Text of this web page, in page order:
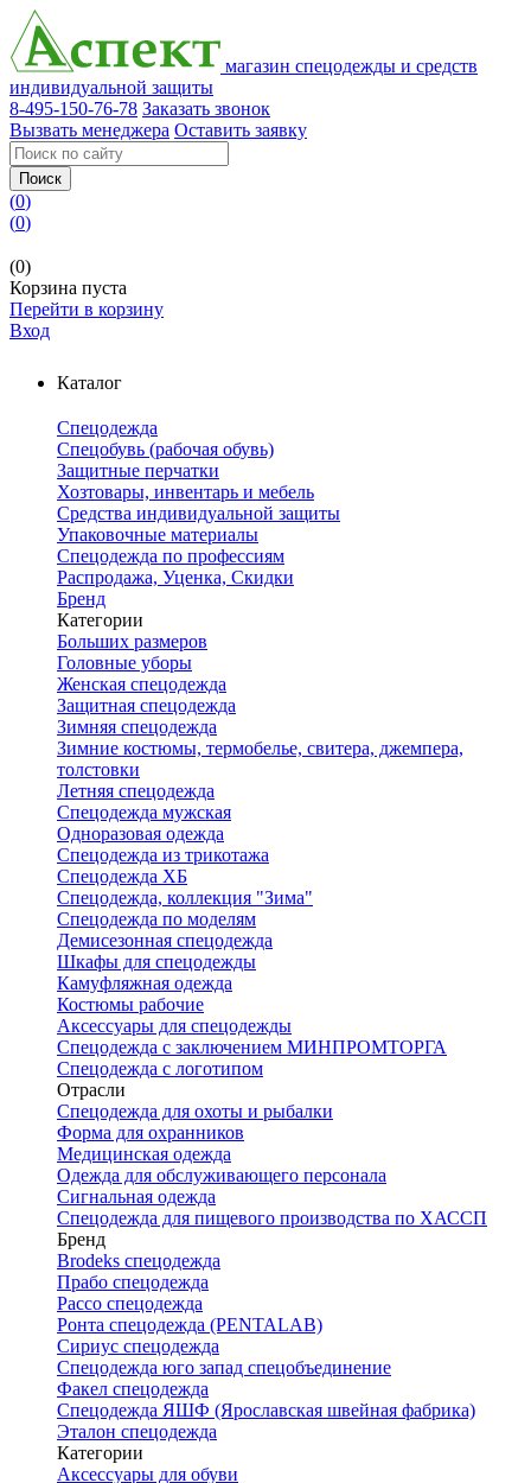
магазин спецодежды и средств
индивидуальной защиты
8-495-150-76-78 Заказать звонок
Вызвать менеджера Оставить заявку
Поиск
(0)
(0)
(0)
Корзина пуста
Перейти в корзину
Вход
Каталог
Спецодежда
Спецобувь (рабочая обувь)
Защитные перчатки
Хозтовары, инвентарь и мебель
Средства индивидуальной защиты
Упаковочные материалы
Спецодежда по профессиям
Распродажа, Уценка, Скидки
Бренд
Категории
Больших размеров
Головные уборы
Женская спецодежда
Защитная спецодежда
Зимняя спецодежда
Зимние костюмы, термобелье, свитера, джемпера,
толстовки
Летняя спецодежда
Спецодежда мужская
Одноразовая одежда
Спецодежда из трикотажа
Спецодежда ХБ
Спецодежда, коллекция "Зима"
Спецодежда по моделям
Демисезонная спецодежда
Шкафы для спецодежды
Камуфляжная одежда
Костюмы рабочие
Аксессуары для спецодежды
Спецодежда с заключением МИНПРОМТОРГА
Спецодежда с логотипом
Отрасли
Спецодежда для охоты и рыбалки
Форма для охранников
Медицинская одежда
Одежда для обслуживающего персонала
Сигнальная одежда
Спецодежда для пищевого производства по ХАССП
Бренд
Brodeks спецодежда
Прабо спецодежда
Рассо спецодежда
Ронта спецодежда (PENTALAB)
Сириус спецодежда
Спецодежда юго запад спецобъединение
Факел спецодежда
Спецодежда ЯШФ (Ярославская швейная фабрика)
Эталон спецодежда
Категории
Аксессуары для обуви